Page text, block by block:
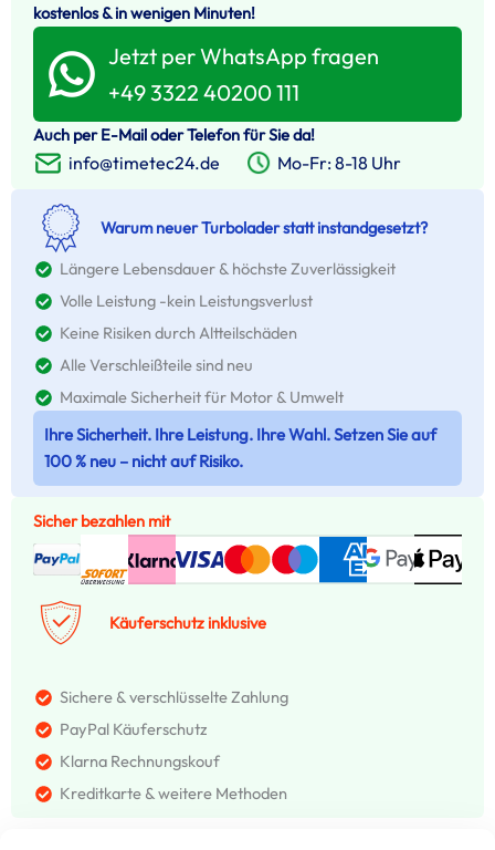
kostenlos & in wenigen Minuten!
Jetzt per WhatsApp fragen
+49 3322 40200 111
Auch per E-Mail oder Telefon für Sie da!
info@timetec24.de Mo-Fr: 8-18 Uhr
Warum neuer Turbolader statt instandgesetzt?
Längere Lebensdauer & höchste Zuverlässigkeit
Volle Leistung -kein Leistungsverlust
Keine Risiken durch Altteilschäden
Alle Verschleißteile sind neu
Maximale Sicherheit für Motor & Umwelt
Ihre Sicherheit. Ihre Leistung. Ihre Wahl. Setzen Sie auf
100 % neu – nicht auf Risiko.
Sicher bezahlen mit
Käuferschutz inklusive
Sichere & verschlüsselte Zahlung
PayPal Käuferschutz
Klarna Rechnungskouf
Kreditkarte & weitere Methoden